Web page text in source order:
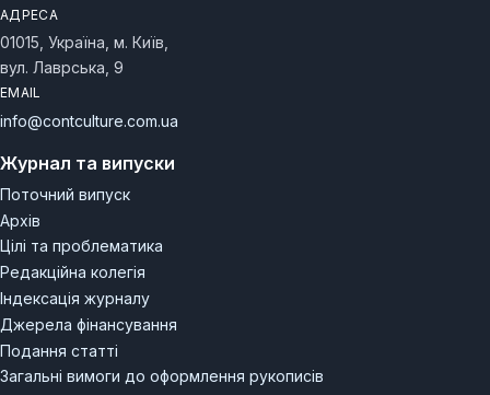
АДРЕСА
01015, Україна, м. Київ,
вул. Лаврська, 9
EMAIL
info@contculture.com.ua
Журнал та випуски
Поточний випуск
Архів
Цілі та проблематика
Редакційна колегія
Індексація журналу
Джерела фінансування
Подання статті
Загальні вимоги до оформлення рукописів